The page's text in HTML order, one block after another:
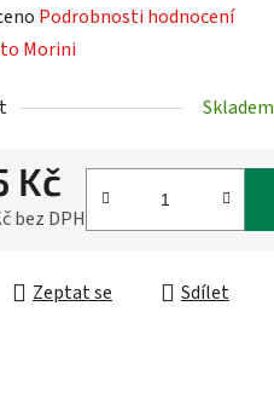
Podrobnosti hodnocení
Morini
Skladem
Kč
bez DPH
Zeptat se Sdílet